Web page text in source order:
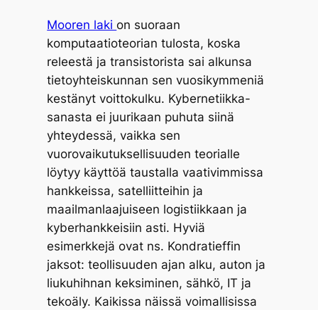
Mooren lakion suoraan
komputaatioteorian tulosta, koska
releestä ja transistorista sai alkunsa
tietoyhteiskunnan sen vuosikymmeniä
kestänyt voittokulku. Kybernetiikka-
sanasta ei juurikaan puhuta siinä
yhteydessä, vaikka sen
vuorovaikutuksellisuuden teorialle
löytyy käyttöä taustalla vaativimmissa
hankkeissa, satelliitteihin ja
maailmanlaajuiseen logistiikkaan ja
kyberhankkeisiin asti. Hyviä
esimerkkejä ovat ns. Kondratieffin
jaksot: teollisuuden ajan alku, auton ja
liukuhihnan keksiminen, sähkö, IT ja
tekoäly. Kaikissa näissä voimallisissa